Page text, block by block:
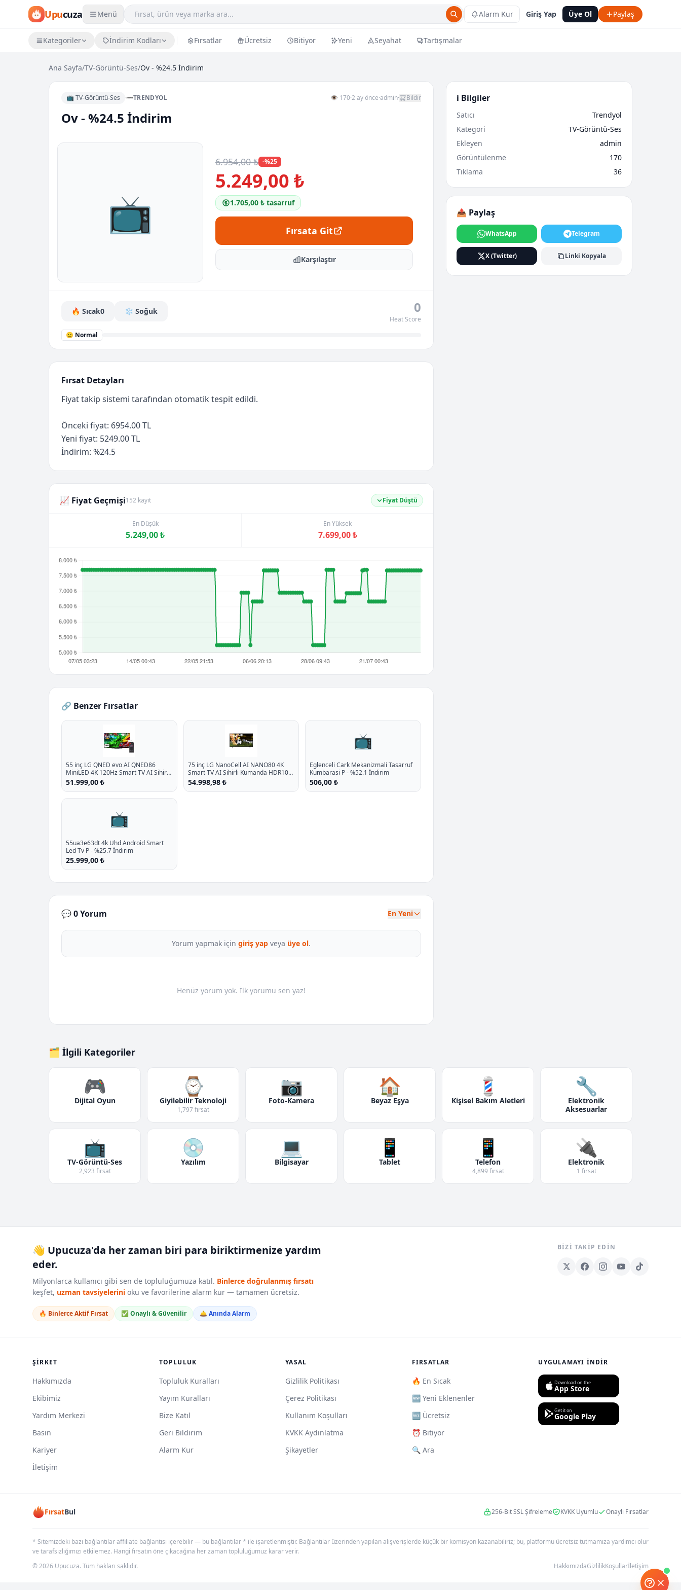
Upucuza Menü Alarm Kur Giriş Yap Üye Ol Paylaş
Kategoriler İndirim Kodları Fırsatlar Ücretsiz Bitiyor Yeni Seyahat Tartışmalar
Ana Sayfa/TV-Görüntü-Ses/Ov - %24.5 İndirim
📺 TV-Görüntü-Ses TRENDYOL 👁 170·2 ay önce·admin· Bildir
Ov - %24.5 İndirim
📺
6.954,00 ₺ -%25
5.249,00 ₺
1.705,00 ₺ tasarruf
Fırsata Git
Karşılaştır
🔥 Sıcak0 ❄️ Soğuk 0
Heat Score
😐 Normal
Fırsat Detayları
Fiyat takip sistemi tarafından otomatik tespit edildi.
Önceki fiyat: 6954.00 TL
Yeni fiyat: 5249.00 TL
İndirim: %24.5
📈 Fiyat Geçmişi152 kayıt Fiyat Düştü
En Düşük
5.249,00 ₺
En Yüksek
7.699,00 ₺
🔗 Benzer Fırsatlar
55 inç LG QNED evo AI QNED86
MiniLED 4K 120Hz Smart TV AI Sihirli
Kumanda webOS25 2025
51.999,00 ₺
75 inç LG NanoCell AI NANO80 4K
Smart TV AI Sihirli Kumanda HDR10
webOS25 2025
54.998,98 ₺
📺
Eglenceli Cark Mekanizmali Tasarruf
Kumbarasi P - %52.1 İndirim
506,00 ₺
📺
55ua3e63dt 4k Uhd Android Smart
Led Tv P - %25.7 İndirim
25.999,00 ₺
💬 0 Yorum En Yeni
Yorum yapmak için giriş yap veya üye ol.
Henüz yorum yok. İlk yorumu sen yaz!
ℹ️ Bilgiler
Satıcı
Trendyol
Kategori
TV-Görüntü-Ses
Ekleyen
admin
Görüntülenme
170
Tıklama
36
📤 Paylaş
WhatsApp Telegram
X (Twitter) Linki Kopyala
🗂️ İlgili Kategoriler
🎮
Dijital Oyun
⌚
Giyilebilir Teknoloji
1,797 fırsat
📷
Foto-Kamera
🏠
Beyaz Eşya
💈
Kişisel Bakım Aletleri
🔧
Elektronik
Aksesuarlar
📺
TV-Görüntü-Ses
2,923 fırsat
💿
Yazılım
💻
Bilgisayar
📱
Tablet
📱
Telefon
4,899 fırsat
🔌
Elektronik
1 fırsat
👋 Upucuza'da her zaman biri para biriktirmenize yardım
eder.
Milyonlarca kullanıcı gibi sen de topluluğumuza katıl. Binlerce doğrulanmış fırsatı
keşfet, uzman tavsiyelerini oku ve favorilerine alarm kur — tamamen ücretsiz.
🔥 Binlerce Aktif Fırsat ✅ Onaylı & Güvenilir 🛎️ Anında Alarm
BIZI TAKIP EDIN
ŞIRKET
Hakkımızda
Ekibimiz
Yardım Merkezi
Basın
Kariyer
İletişim
TOPLULUK
Topluluk Kuralları
Yayım Kuralları
Bize Katıl
Geri Bildirim
Alarm Kur
YASAL
Gizlilik Politikası
Çerez Politikası
Kullanım Koşulları
KVKK Aydınlatma
Şikayetler
FIRSATLAR
🔥 En Sıcak
🆕 Yeni Eklenenler
🆓 Ücretsiz
⏰ Bitiyor
🔍 Ara
UYGULAMAYI İNDIR
Download on the
App Store
Get it on
Google Play
FırsatBul 256-Bit SSL Şifreleme KVKK Uyumlu Onaylı Fırsatlar
* Sitemizdeki bazı bağlantılar affiliate bağlantısı içerebilir — bu bağlantılar * ile işaretlenmiştir. Bağlantılar üzerinden yapılan alışverişlerde küçük bir komisyon kazanabiliriz; bu, platformu ücretsiz tutmamıza yardımcı olur
ve tarafsızlığımızı etkilemez. Hangi fırsatın öne çıkacağına her zaman topluluğumuz karar verir.
© 2026 Upucuza. Tüm hakları saklıdır.
HakkımızdaGizlilikKoşullarİletişim